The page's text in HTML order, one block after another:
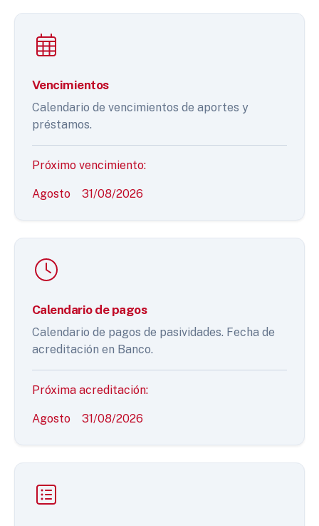
Vencimientos
Calendario de vencimientos de aportes y
préstamos.
Próximo vencimiento:
Agosto 31/08/2026
Calendario de pagos
Calendario de pagos de pasividades. Fecha de
acreditación en Banco.
Próxima acreditación:
Agosto 31/08/2026